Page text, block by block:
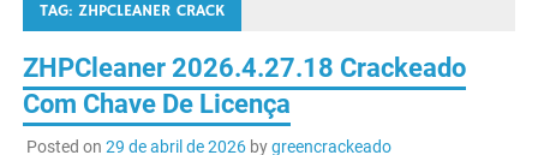
TAG:ZHPCLEANER CRACK
ZHPCleaner 2026.4.27.18 Crackeado
Com Chave De Licença
Posted on 29 de abril de 2026bygreencrackeado